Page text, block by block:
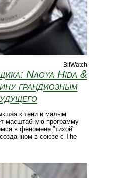
BitWatch
Naoya Hida &
грандиозным
к тени и малым
масштабную программу
в феномене "тихой"
в союзе с The